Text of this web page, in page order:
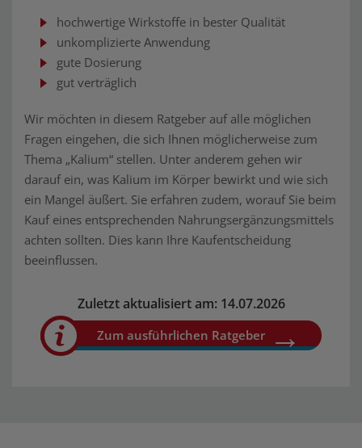
hochwertige Wirkstoffe in bester Qualität
unkomplizierte Anwendung
gute Dosierung
gut verträglich
Wir möchten in diesem Ratgeber auf alle möglichen
Fragen eingehen, die sich Ihnen möglicherweise zum
Thema „Kalium“ stellen. Unter anderem gehen wir
darauf ein, was Kalium im Körper bewirkt und wie sich
ein Mangel äußert. Sie erfahren zudem, worauf Sie beim
Kauf eines entsprechenden Nahrungsergänzungsmittels
achten sollten. Dies kann Ihre Kaufentscheidung
beeinflussen.
Zuletzt aktualisiert am: 14.07.2026
Zum ausführlichen Ratgeber